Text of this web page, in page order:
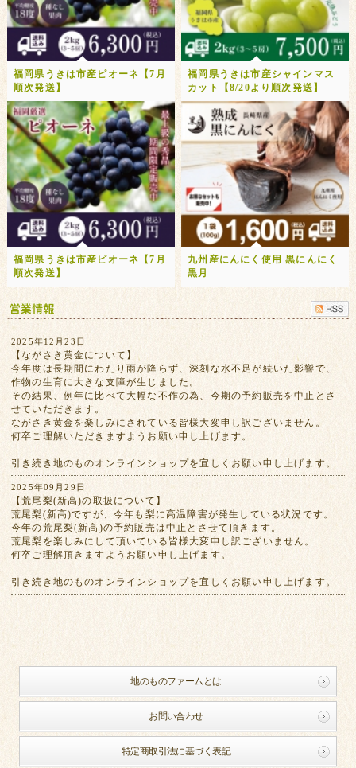
福岡県うきは市産ピオーネ【7月
順次発送】
福岡県うきは市産シャインマス
カット【8/20より順次発送】
福岡県うきは市産ピオーネ【7月
順次発送】
九州産にんにく使用 黒にんにく
黒月
2025年12月23日
【ながさき黄金について】
今年度は長期間にわたり雨が降らず、深刻な水不足が続いた影響で、
作物の生育に大きな支障が生じました。
その結果、例年に比べて大幅な不作の為、今期の予約販売を中止とさ
せていただきます。
ながさき黄金を楽しみにされている皆様大変申し訳ございません。
何卒ご理解いただきますようお願い申し上げます。
引き続き地のものオンラインショップを宜しくお願い申し上げます。
2025年09月29日
【荒尾梨(新高)の取扱について】
荒尾梨(新高)ですが、今年も梨に高温障害が発生している状況です。
今年の荒尾梨(新高)の予約販売は中止とさせて頂きます。
荒尾梨を楽しみにして頂いている皆様大変申し訳ございません。
何卒ご理解頂きますようお願い申し上げます。
引き続き地のものオンラインショップを宜しくお願い申し上げます。
地のものファームとは
お問い合わせ
特定商取引法に基づく表記